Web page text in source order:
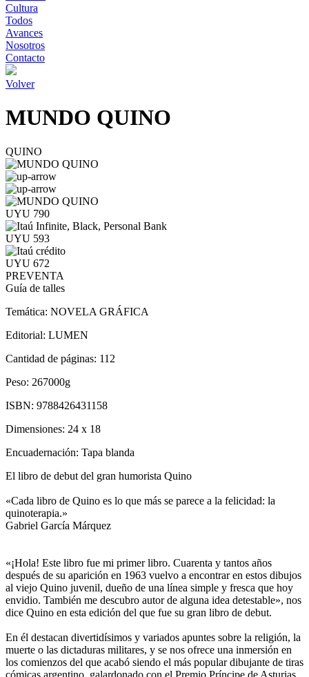
Cultura
Todos
Avances
Nosotros
Contacto
Volver
MUNDO QUINO
QUINO
UYU 790
UYU 593
UYU 672
PREVENTA
Guía de talles
Temática: NOVELA GRÁFICA
Editorial: LUMEN
Cantidad de páginas: 112
Peso: 267000g
ISBN: 9788426431158
Dimensiones: 24 x 18
Encuadernación: Tapa blanda
El libro de debut del gran humorista Quino
«Cada libro de Quino es lo que más se parece a la felicidad: la
quinoterapia.»
Gabriel García Márquez
«¡Hola! Este libro fue mi primer libro. Cuarenta y tantos años
después de su aparición en 1963 vuelvo a encontrar en estos dibujos
al viejo Quino juvenil, dueño de una línea simple y fresca que hoy
envidio. También me descubro autor de alguna idea detestable», nos
dice Quino en esta edición del que fue su gran libro de debut.
En él destacan divertidísimos y variados apuntes sobre la religión, la
muerte o las dictaduras militares, y se nos ofrece una inmersión en
los comienzos del que acabó siendo el más popular dibujante de tiras
cómicas argentino, galardonado con el Premio Príncipe de Asturias